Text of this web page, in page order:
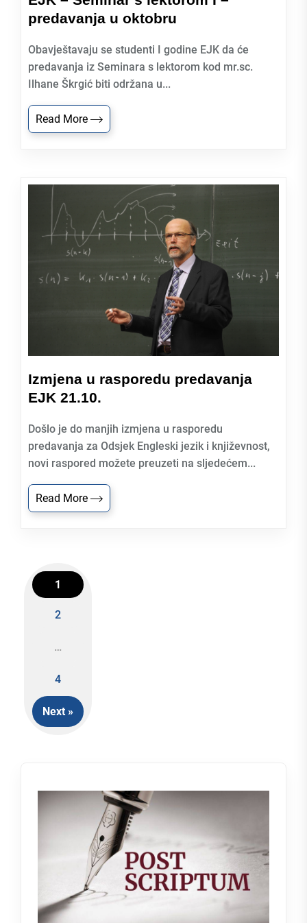
predavanja u oktobru
Obavještavaju se studenti I godine EJK da će
predavanja iz Seminara s lektorom kod mr.sc.
Ilhane Škrgić biti održana u...
Read More
Izmjena u rasporedu predavanja
EJK 21.10.
Došlo je do manjih izmjena u rasporedu
predavanja za Odsjek Engleski jezik i književnost,
novi raspored možete preuzeti na sljedećem...
Read More
1
2
…
4
Next »